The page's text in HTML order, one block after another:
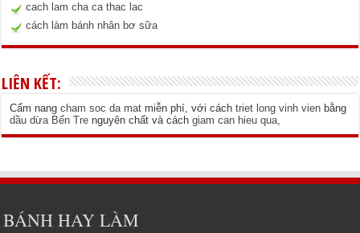
cach lam cha ca thac lac
cách làm bánh nhân bơ sữa
LIÊN KẾT:
Cẩm nangcham soc da mat miễn phí, với cáchtriet long vinh vien bằng
dầu dừa Bến Tre nguyên chất và cáchgiam can hieu qua,
BÁNH HAY LÀM